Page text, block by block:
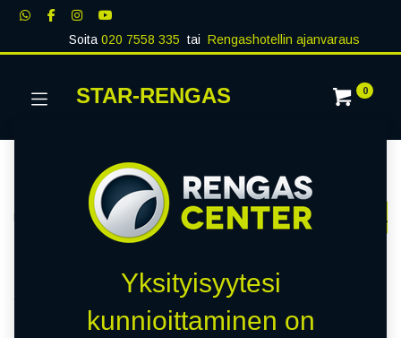
Soita020 7558 335 tai Rengashotellin ajanvaraus
STAR-RENGAS 0
Näytä kaikki
RENKAAT PAKETTIAUTO MUUT
0 kohteita löydetty.
Tyhjennä suodattimet
Yksityisyytesi
kunnioittaminen on